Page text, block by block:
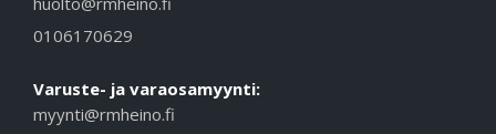
0106170629
Varuste- ja varaosamyynti:
myynti@rmheino.fi